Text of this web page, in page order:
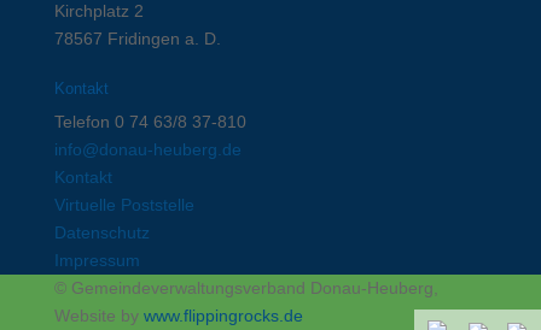
Kirchplatz 2
78567 Fridingen a. D.
Kontakt
Telefon 0 74 63/8 37-810
info@donau-heuberg.de
Kontakt
Virtuelle Poststelle
Datenschutz
Impressum
© Gemeindeverwaltungsverband Donau-Heuberg,
Website by www.flippingrocks.de